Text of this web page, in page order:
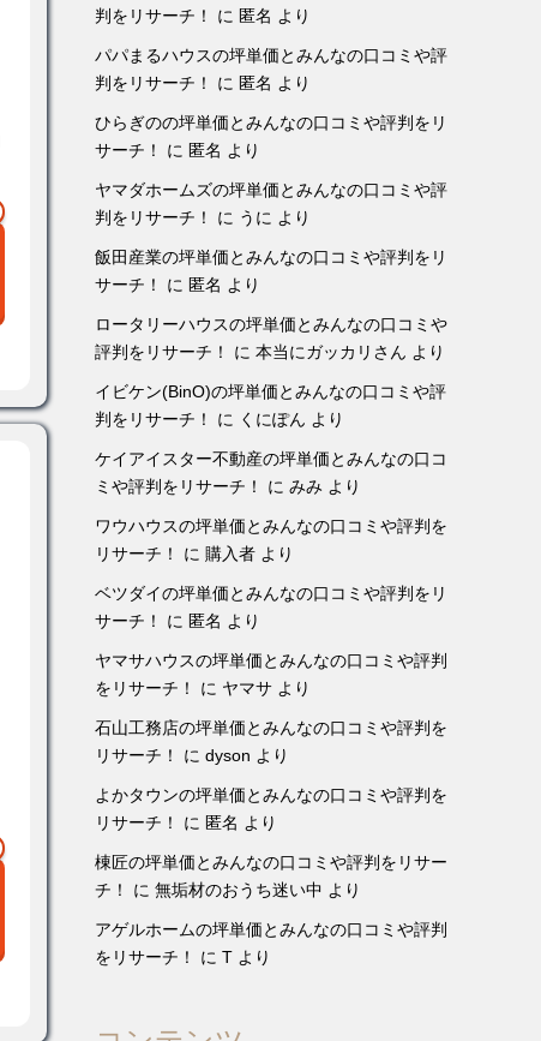
判をリサーチ！
に 匿名 より
パパまるハウスの坪単価とみんなの口コミや評
判をリサーチ！
に 匿名 より
ひらぎのの坪単価とみんなの口コミや評判をリ
サーチ！
に 匿名 より
ヤマダホームズの坪単価とみんなの口コミや評
判をリサーチ！
に うに より
飯田産業の坪単価とみんなの口コミや評判をリ
サーチ！
に 匿名 より
ロータリーハウスの坪単価とみんなの口コミや
評判をリサーチ！
に 本当にガッカリさん より
イビケン(BinO)の坪単価とみんなの口コミや評
判をリサーチ！
に くにぽん より
ケイアイスター不動産の坪単価とみんなの口コ
ミや評判をリサーチ！
に みみ より
ワウハウスの坪単価とみんなの口コミや評判を
リサーチ！
に 購入者 より
ベツダイの坪単価とみんなの口コミや評判をリ
サーチ！
に 匿名 より
ヤマサハウスの坪単価とみんなの口コミや評判
をリサーチ！
に ヤマサ より
石山工務店の坪単価とみんなの口コミや評判を
リサーチ！
に dyson より
よかタウンの坪単価とみんなの口コミや評判を
リサーチ！
に 匿名 より
棟匠の坪単価とみんなの口コミや評判をリサー
チ！
に 無垢材のおうち迷い中 より
アゲルホームの坪単価とみんなの口コミや評判
をリサーチ！
に T より